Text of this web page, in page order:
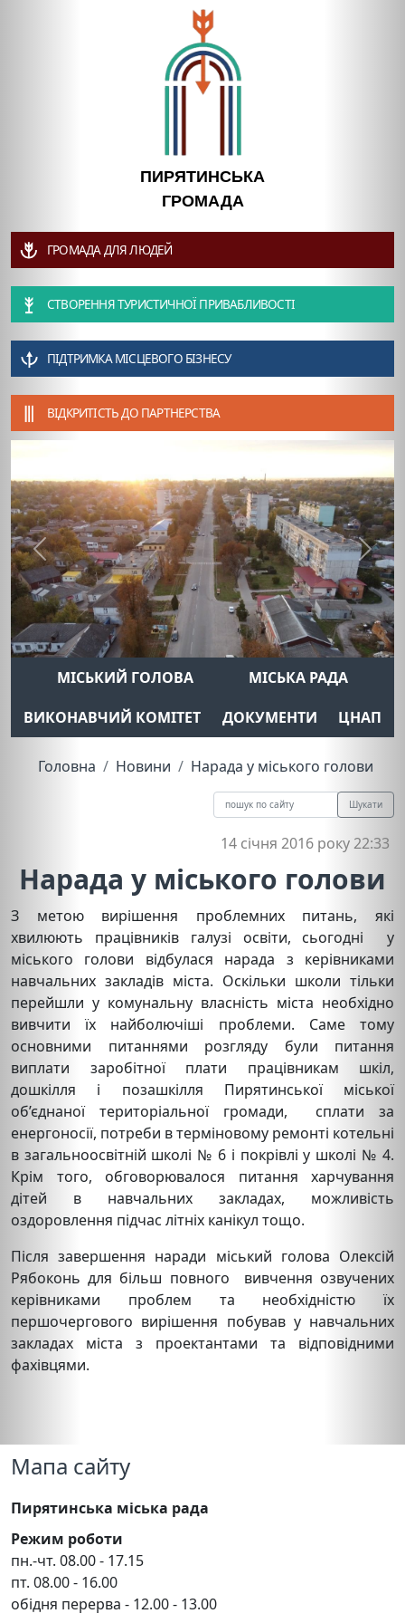
ПИРЯТИНСЬКА
ГРОМАДА
ГРОМАДА ДЛЯ ЛЮДЕЙ
СТВОРЕННЯ ТУРИСТИЧНОЇ ПРИВАБЛИВОСТІ
ПІДТРИМКА МІСЦЕВОГО БІЗНЕСУ
ВІДКРИТІСТЬ ДО ПАРТНЕРСТВА
Previous Next
МІСЬКИЙ ГОЛОВА
МІСЬКА РАДА
ВИКОНАВЧИЙ КОМІТЕТ
ДОКУМЕНТИ ЦНАП
Головна Новини Нарада у міського голови
Шукати
14 січня 2016 року 22:33
Нарада у міського голови
З метою вирішення проблемних питань, які
хвилюють працівників галузі освіти, сьогодні у
міського голови відбулася нарада з керівниками
навчальних закладів міста. Оскільки школи тільки
перейшли у комунальну власність міста необхідно
вивчити їх найболючіші проблеми. Саме тому
основними питаннями розгляду були питання
виплати заробітної плати працівникам шкіл,
дошкілля і позашкілля Пирятинської міської
об’єднаної територіальної громади, сплати за
енергоносії, потреби в терміновому ремонті котельні
в загальноосвітній школі № 6 і покрівлі у школі № 4.
Крім того, обговорювалося питання харчування
дітей в навчальних закладах, можливість
оздоровлення підчас літніх канікул тощо.
Після завершення наради міський голова Олексій
Рябоконь для більш повного вивчення озвучених
керівниками проблем та необхідністю їх
першочергового вирішення побував у навчальних
закладах міста з проектантами та відповідними
фахівцями.
Мапа сайту
Пирятинська міська рада
Режим роботи
пн.-чт. 08.00 - 17.15
пт. 08.00 - 16.00
обідня перерва - 12.00 - 13.00